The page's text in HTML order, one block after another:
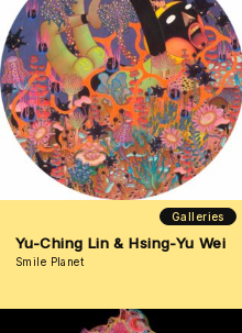
Galleries
Yu-Ching Lin & Hsing-Yu Wei
Smile Planet